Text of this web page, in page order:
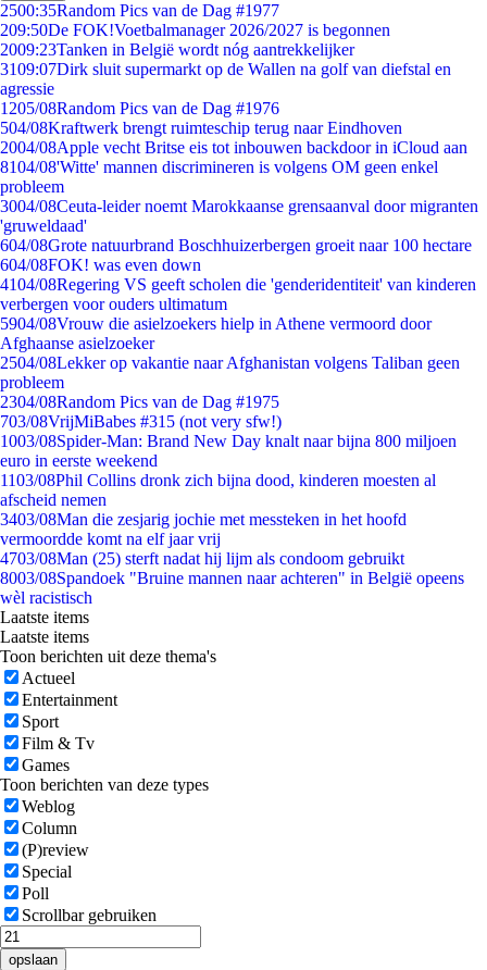
2500:35Random Pics van de Dag #1977
209:50De FOK!Voetbalmanager 2026/2027 is begonnen
2009:23Tanken in België wordt nóg aantrekkelijker
3109:07Dirk sluit supermarkt op de Wallen na golf van diefstal en
agressie
1205/08Random Pics van de Dag #1976
504/08Kraftwerk brengt ruimteschip terug naar Eindhoven
2004/08Apple vecht Britse eis tot inbouwen backdoor in iCloud aan
8104/08'Witte' mannen discrimineren is volgens OM geen enkel
probleem
3004/08Ceuta-leider noemt Marokkaanse grensaanval door migranten
'gruweldaad'
604/08Grote natuurbrand Boschhuizerbergen groeit naar 100 hectare
604/08FOK! was even down
4104/08Regering VS geeft scholen die 'genderidentiteit' van kinderen
verbergen voor ouders ultimatum
5904/08Vrouw die asielzoekers hielp in Athene vermoord door
Afghaanse asielzoeker
2504/08Lekker op vakantie naar Afghanistan volgens Taliban geen
probleem
2304/08Random Pics van de Dag #1975
703/08VrijMiBabes #315 (not very sfw!)
1003/08Spider-Man: Brand New Day knalt naar bijna 800 miljoen
euro in eerste weekend
1103/08Phil Collins dronk zich bijna dood, kinderen moesten al
afscheid nemen
3403/08Man die zesjarig jochie met messteken in het hoofd
vermoordde komt na elf jaar vrij
4703/08Man (25) sterft nadat hij lijm als condoom gebruikt
8003/08Spandoek "Bruine mannen naar achteren" in België opeens
wèl racistisch
Laatste items
Laatste items
Toon berichten uit deze thema's
Actueel
Entertainment
Sport
Film & Tv
Games
Toon berichten van deze types
Weblog
Column
(P)review
Special
Poll
Scrollbar gebruiken
opslaan